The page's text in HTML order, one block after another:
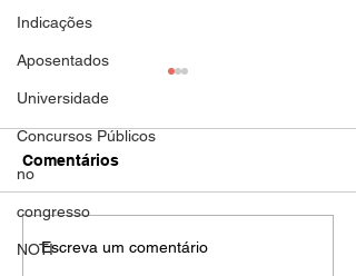
Indicações
Aposentados
Universidade
Concursos Públicos
no
congresso
NOTI
OFÍCIO DO SEDIN E
DETALHA GESTÃO DOS
RECURSOS
Em resposta ao Ofício
Instituto de Previdência
(IPREM) encaminhou, no dia
Comentários
Escreva um comentário